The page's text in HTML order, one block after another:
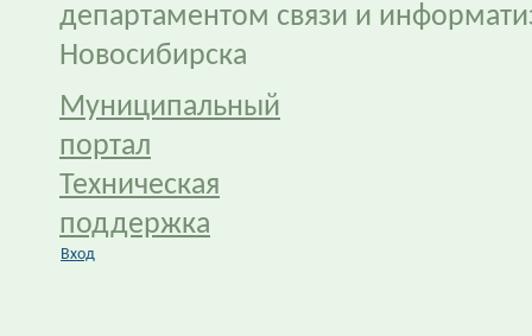
департаментом связи и
Новосибирска
Муниципальный
портал
Техническая
поддержка
Вход